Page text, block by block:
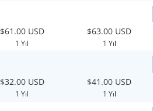
$61.00 USD
1 Yıl
$63.00 USD
1 Yıl
$32.00 USD
1 Yıl
$41.00 USD
1 Yıl